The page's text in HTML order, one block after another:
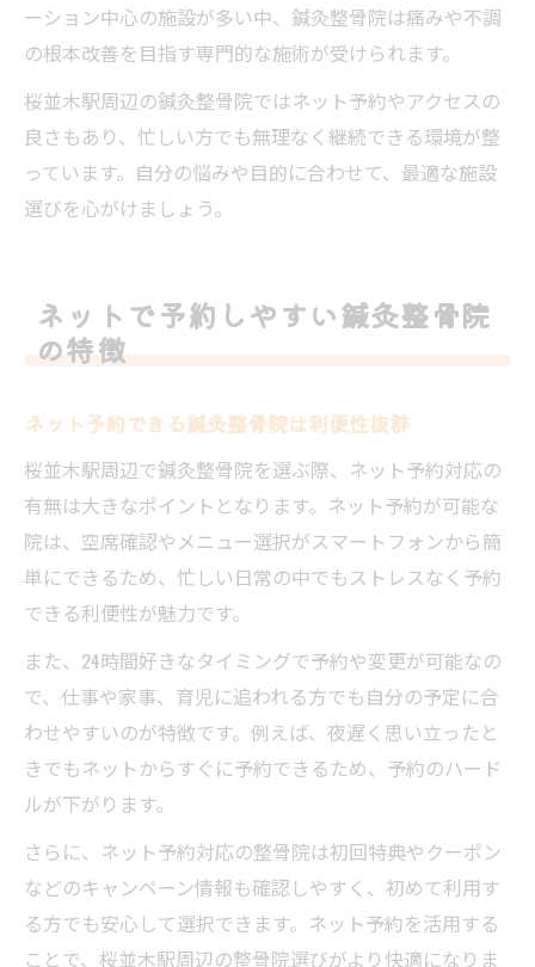
ーション中心の施設が多い中、鍼灸整骨院は痛みや不調
の根本改善を目指す専門的な施術が受けられます。
桜並木駅周辺の鍼灸整骨院ではネット予約やアクセスの
良さもあり、忙しい方でも無理なく継続できる環境が整
っています。自分の悩みや目的に合わせて、最適な施設
選びを心がけましょう。
ネットで予約しやすい鍼灸整骨院
の特徴
ネット予約できる鍼灸整骨院は利便性抜群
桜並木駅周辺で鍼灸整骨院を選ぶ際、ネット予約対応の
有無は大きなポイントとなります。ネット予約が可能な
院は、空席確認やメニュー選択がスマートフォンから簡
単にできるため、忙しい日常の中でもストレスなく予約
できる利便性が魅力です。
また、24時間好きなタイミングで予約や変更が可能なの
で、仕事や家事、育児に追われる方でも自分の予定に合
わせやすいのが特徴です。例えば、夜遅く思い立ったと
きでもネットからすぐに予約できるため、予約のハード
ルが下がります。
さらに、ネット予約対応の整骨院は初回特典やクーポン
などのキャンペーン情報も確認しやすく、初めて利用す
る方でも安心して選択できます。ネット予約を活用する
ことで、桜並木駅周辺の整骨院選びがより快適になりま